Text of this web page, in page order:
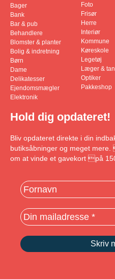
Bager
Bank
Bar & pub
Behandlere
Blomster & planter
Bolig & indretning
Børn
Dame
Delikatesser
Ejendomsmægler
Elektronik
Foto
Frisør
Herre
Interiør
Kommune
Køreskole
Legetøj
Læger &
Optiker
Pakkeshop
Hold dig opdateret!
Bliv opdateret direkte i din
butiksåbninger og meget
om at vinde et gavekort på